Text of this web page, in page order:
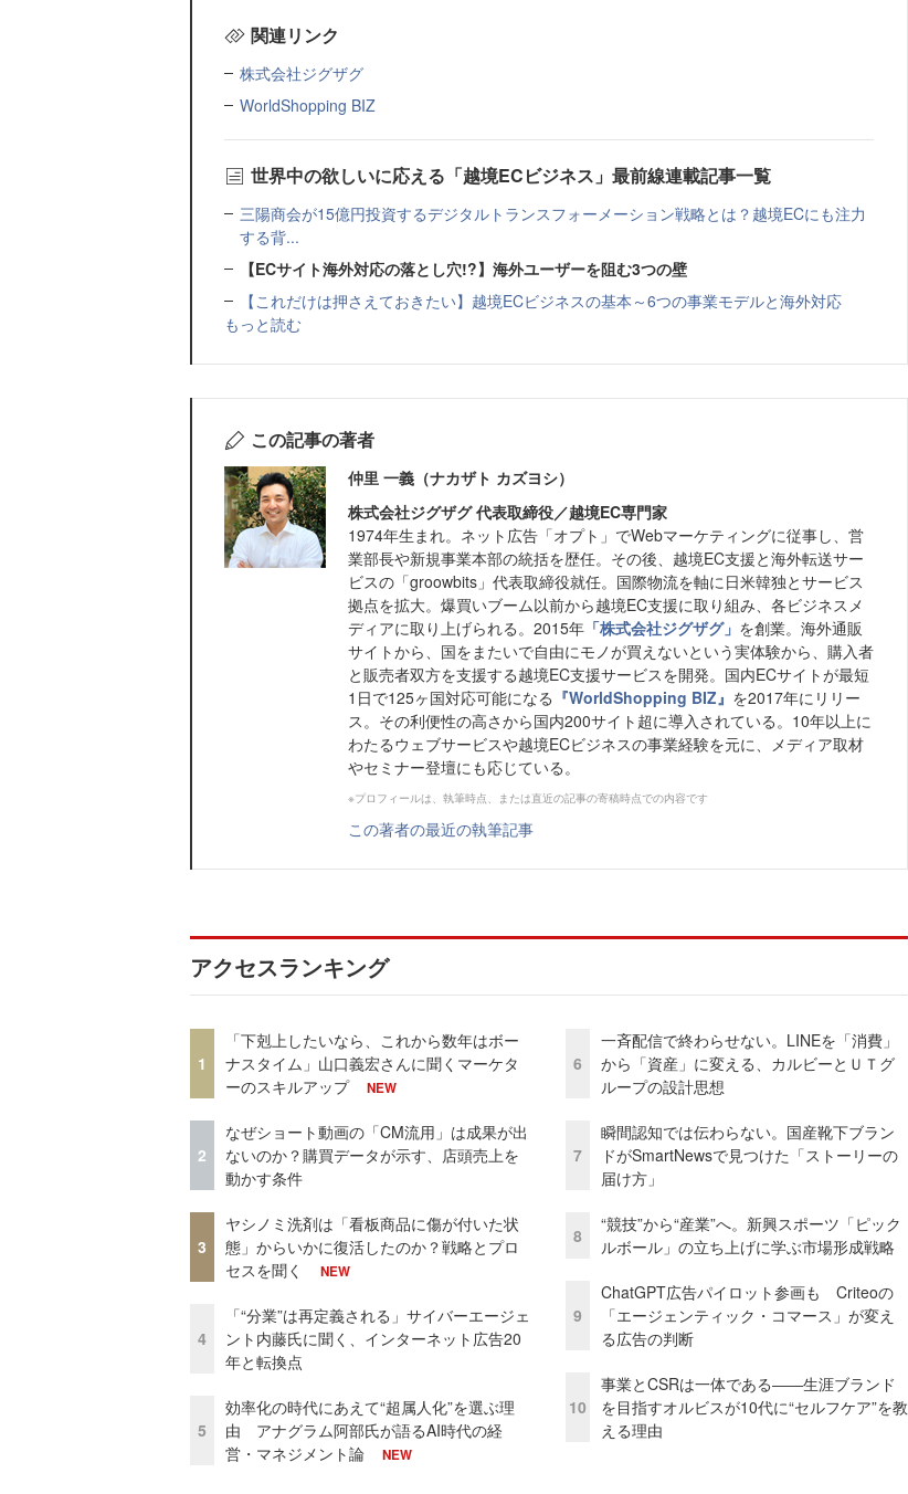
関連リンク
株式会社ジグザグ
WorldShopping BIZ
世界中の欲しいに応える「越境ECビジネス」最前線連載記事一覧
三陽商会が15億円投資するデジタルトランスフォーメーション戦略とは？越境ECにも注力
する背...
【ECサイト海外対応の落とし穴!?】海外ユーザーを阻む3つの壁
【これだけは押さえておきたい】越境ECビジネスの基本～6つの事業モデルと海外対応
もっと読む
この記事の著者
仲里 一義（ナカザト カズヨシ）
株式会社ジグザグ 代表取締役／越境EC専門家
1974年生まれ。ネット広告「オプト」でWebマーケティングに従事し、営
業部長や新規事業本部の統括を歴任。その後、越境EC支援と海外転送サー
ビスの「groowbits」代表取締役就任。国際物流を軸に日米韓独とサービス
拠点を拡大。爆買いブーム以前から越境EC支援に取り組み、各ビジネスメ
ディアに取り上げられる。2015年 「株式会社ジグザグ」 を創業。海外通販
サイトから、国をまたいで自由にモノが買えないという実体験から、購入者
と販売者双方を支援する越境EC支援サービスを開発。国内ECサイトが最短
1日で125ヶ国対応可能になる 『WorldShopping BIZ』 を2017年にリリー
ス。その利便性の高さから国内200サイト超に導入されている。10年以上に
わたるウェブサービスや越境ECビジネスの事業経験を元に、メディア取材
やセミナー登壇にも応じている。
※プロフィールは、執筆時点、または直近の記事の寄稿時点での内容です
この著者の最近の執筆記事
アクセスランキング
1
「下剋上したいなら、これから数年はボー
ナスタイム」山口義宏さんに聞くマーケタ
ーのスキルアップ
NEW
2
なぜショート動画の「CM流用」は成果が出
ないのか？購買データが示す、店頭売上を
動かす条件
3
ヤシノミ洗剤は「看板商品に傷が付いた状
態」からいかに復活したのか？戦略とプロ
セスを聞く
NEW
4
「“分業”は再定義される」サイバーエージェ
ント内藤氏に聞く、インターネット広告20
年と転換点
5
効率化の時代にあえて“超属人化”を選ぶ理
由 アナグラム阿部氏が語るAI時代の経
営・マネジメント論
NEW
6
一斉配信で終わらせない。LINEを「消費」
から「資産」に変える、カルビーとＵＴグ
ループの設計思想
7
瞬間認知では伝わらない。国産靴下ブラン
ドがSmartNewsで見つけた「ストーリーの
届け方」
8
“競技”から“産業”へ。新興スポーツ「ピック
ルボール」の立ち上げに学ぶ市場形成戦略
9
ChatGPT広告パイロット参画も Criteoの
「エージェンティック・コマース」が変え
る広告の判断
10
事業とCSRは一体である――生涯ブランド
を目指すオルビスが10代に“セルフケア”を教
える理由